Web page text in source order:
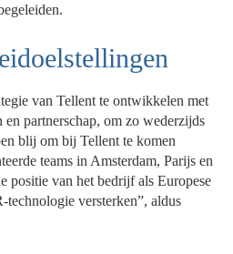
van Tellent te ontwikkelen met
partnerschap, om zo wederzijds
blij om bij Tellent te komen
teams in Amsterdam, Parijs en
positie van het bedrijf als Europese
versterken”, aldus